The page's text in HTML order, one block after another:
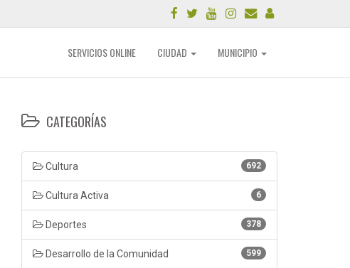
SERVICIOS ONLINE CIUDAD MUNICIPIO
CATEGORÍAS
692
Cultura
6
Cultura Activa
378
Deportes
599
Desarrollo de la Comunidad